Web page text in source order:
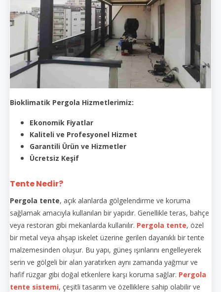
Bioklimatik Pergola Hizmetlerimiz:
Ekonomik Fiyatlar
Kaliteli ve Profesyonel Hizmet
Garantili Ürün ve Hizmetler
Ücretsiz Keşif
Tente Nedir?
Pergola tente, açık alanlarda gölgelendirme ve koruma
sağlamak amacıyla kullanılan bir yapıdır. Genellikle teras, bahçe
veya restoran gibi mekanlarda kullanılır. Pergola tente, özel
bir metal veya ahşap iskelet üzerine gerilen dayanıklı bir tente
malzemesinden oluşur. Bu yapı, güneş ışınlarını engelleyerek
serin ve gölgeli bir alan yaratırken aynı zamanda yağmur ve
hafif rüzgar gibi doğal etkenlere karşı koruma sağlar. Pergola
tente sistemi, çeşitli tasarım ve özelliklere sahip olabilir ve